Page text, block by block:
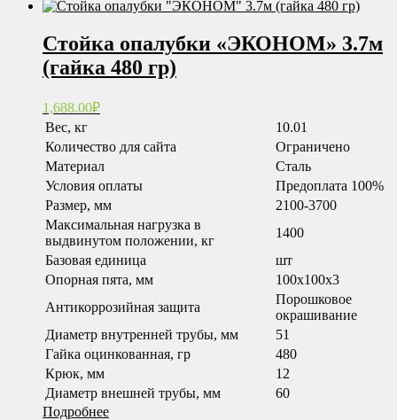
Стойка опалубки «ЭКОНОМ» 3.7м
(гайка 480 гр)
1,688.00₽
Вес, кг
10.01
Количество для сайта
Ограничено
Материал
Сталь
Условия оплаты
Предоплата 100%
Размер, мм
2100-3700
Максимальная нагрузка в
выдвинутом положении, кг
1400
Базовая единица
шт
Опорная пята, мм
100x100x3
Антикоррозийная защита
Порошковое
окрашивание
Диаметр внутренней трубы, мм
51
Гайка оцинкованная, гр
480
Крюк, мм
12
Диаметр внешней трубы, мм
60
Подробнее